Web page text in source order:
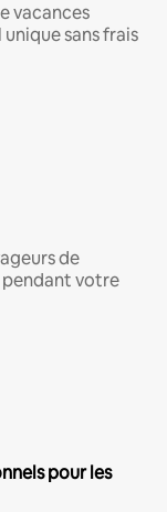
vacances
sans frais
de
votre
pour les